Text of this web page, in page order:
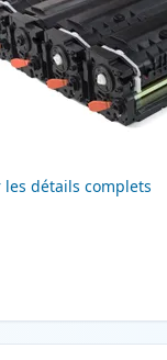
les détails complets